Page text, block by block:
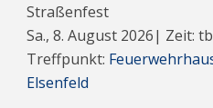
Straßenfest
Sa., 8. August 2026| Zeit:
Treffpunkt:
Elsenfeld